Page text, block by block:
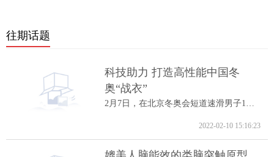
往期话题
科技助力 打造高性能中国冬
奥“战衣”
2月7日，在北京冬奥会短道速滑男子1000米A...
2022-02-10 15:16:23